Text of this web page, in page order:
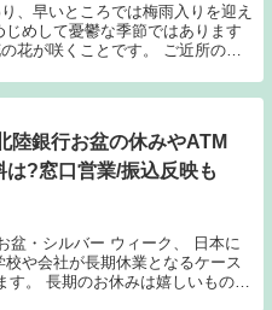
、早いところでは梅雨入りを迎え
めして憂鬱な季節ではあります
花が咲くことです。 ご近所の庭
陸銀行お盆の休みやATM
は?窓口営業/振込反映も
盆・シルバー ウィーク、 日本に
や会社が長期休業となるケース
。 長期のお休みは嬉しいもので